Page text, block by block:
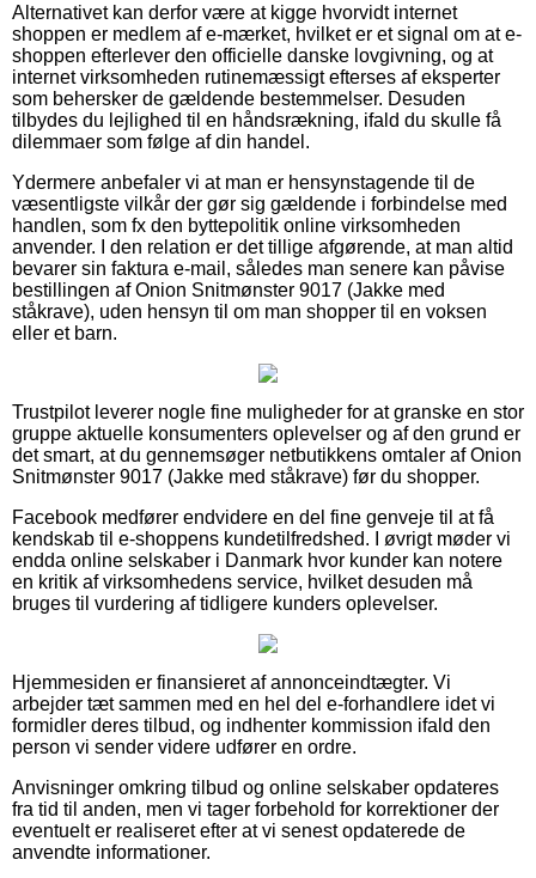
Alternativet kan derfor være at kigge hvorvidt internet
shoppen er medlem af e-mærket, hvilket er et signal om at e-
shoppen efterlever den officielle danske lovgivning, og at
internet virksomheden rutinemæssigt efterses af eksperter
som behersker de gældende bestemmelser. Desuden
tilbydes du lejlighed til en håndsrækning, ifald du skulle få
dilemmaer som følge af din handel.
Ydermere anbefaler vi at man er hensynstagende til de
væsentligste vilkår der gør sig gældende i forbindelse med
handlen, som fx den byttepolitik online virksomheden
anvender. I den relation er det tillige afgørende, at man altid
bevarer sin faktura e-mail, således man senere kan påvise
bestillingen af Onion Snitmønster 9017 (Jakke med
ståkrave), uden hensyn til om man shopper til en voksen
eller et barn.
Trustpilot leverer nogle fine muligheder for at granske en stor
gruppe aktuelle konsumenters oplevelser og af den grund er
det smart, at du gennemsøger netbutikkens omtaler af Onion
Snitmønster 9017 (Jakke med ståkrave) før du shopper.
Facebook medfører endvidere en del fine genveje til at få
kendskab til e-shoppens kundetilfredshed. I øvrigt møder vi
endda online selskaber i Danmark hvor kunder kan notere
en kritik af virksomhedens service, hvilket desuden må
bruges til vurdering af tidligere kunders oplevelser.
Hjemmesiden er finansieret af annonceindtægter. Vi
arbejder tæt sammen med en hel del e-forhandlere idet vi
formidler deres tilbud, og indhenter kommission ifald den
person vi sender videre udfører en ordre.
Anvisninger omkring tilbud og online selskaber opdateres
fra tid til anden, men vi tager forbehold for korrektioner der
eventuelt er realiseret efter at vi senest opdaterede de
anvendte informationer.